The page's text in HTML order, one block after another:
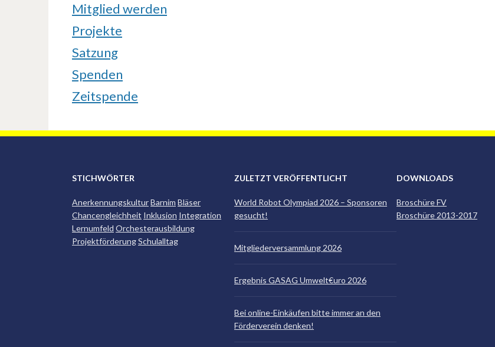
Mitglied werden
Projekte
Satzung
Spenden
Zeitspende
STICHWÖRTER
AnerkennungskulturBarnim Bläser
Chancengleichheit Inklusion Integration
Lernumfeld Orchesterausbildung
ProjektförderungSchulalltag
ZULETZT VERÖFFENTLICHT
World Robot Olympiad 2026 – Sponsoren
gesucht!
Mitgliederversammlung 2026
Ergebnis GASAG Umwelt€uro 2026
Bei online-Einkäufen bitte immer an den
Förderverein denken!
DOWNLOADS
Broschüre FV
Broschüre 2013-2017